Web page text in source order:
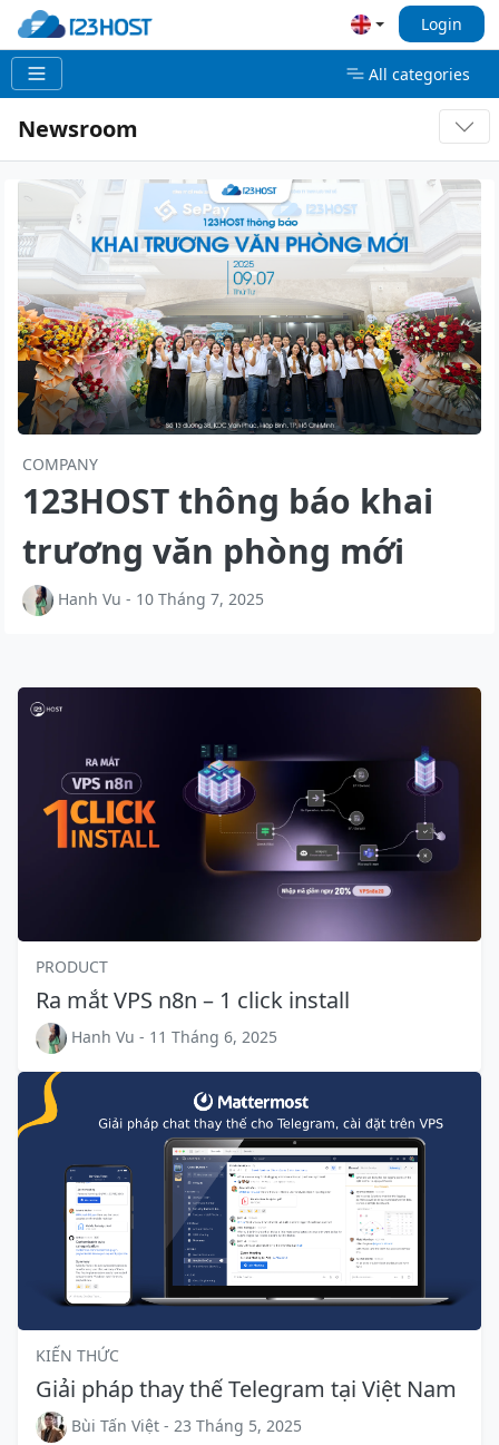
Login
All categories
Newsroom
COMPANY
123HOST thông báo khai
trương văn phòng mới
Hanh Vu - 10 Tháng 7, 2025
PRODUCT
Ra mắt VPS n8n – 1 click install
Hanh Vu - 11 Tháng 6, 2025
KIẾN THỨC
Giải pháp thay thế Telegram tại Việt Nam
Bùi Tấn Việt - 23 Tháng 5, 2025